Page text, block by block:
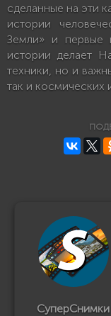
сделанные на эти
истории
Земли» и первые
истории делает
техники, но и
так и космических
СуперСнимки